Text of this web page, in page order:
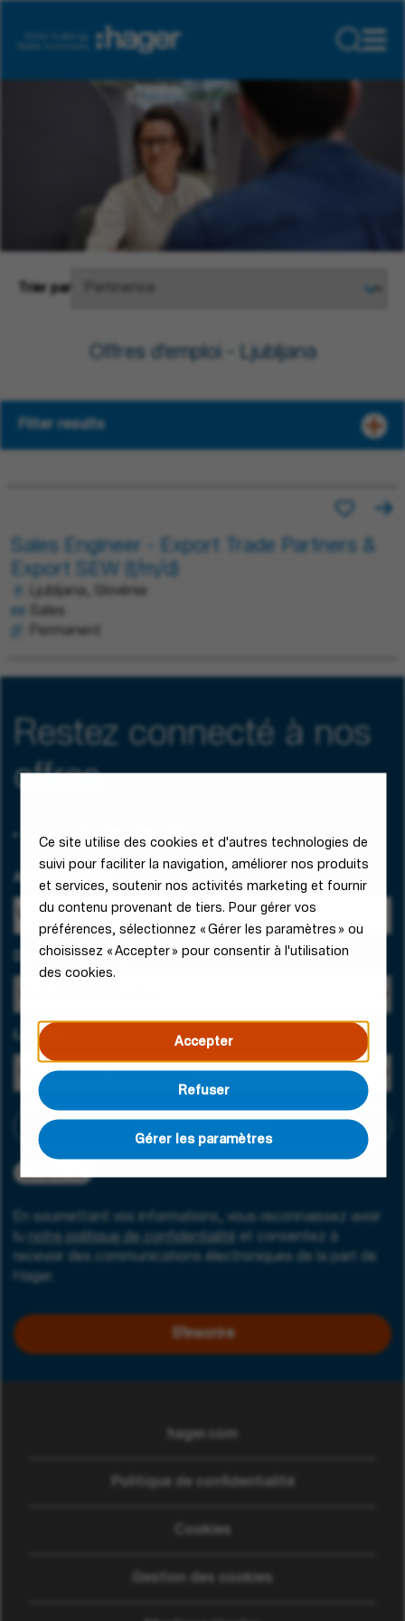
Ce site utilise des cookies et d'autres technologies de
suivi pour faciliter la navigation, améliorer nos produits
et services, soutenir nos activités marketing et fournir
du contenu provenant de tiers. Pour gérer vos
préférences, sélectionnez « Gérer les paramètres » ou
choisissez « Accepter » pour consentir à l'utilisation
des cookies.
Accepter
Refuser
Gérer les paramètres
Trier par
Offres d'emploi - Ljubljana
Filter results
Sales Engineer - Export Trade Partners &
Export SEW (f/m/d)
Ljubljana, Slovénie
Sales
Permanent
Restez connecté à nos
offres
Adresse e-mail
Domaine d'expertise
Localisation
En soumettant vos informations, vous reconnaissez avoir
lu
notre politique de confidentialité
et consentez à
recevoir des communications électroniques de la part de
Hager.
S'inscrire
hager.com
Politique de confidentialité
Cookies
Gestion des cookies